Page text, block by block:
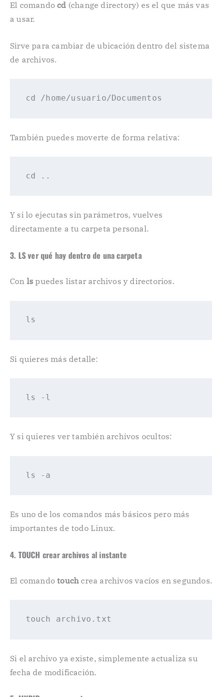
El comandocd (change directory) es el que más vas
a usar.
Sirve para cambiar de ubicación dentro del sistema
de archivos.
cd /home
También puedes moverte de forma relativa:
cd
Y si lo ejecutas sin parámetros, vuelves
directamente a tu carpeta personal.
3. LS ver qué hay dentro de una carpeta
Con ls puedes listar archivos y directorios.
ls
Si quieres más detalle:
ls -l
Y si quieres ver también archivos ocultos:
ls -a
Es uno de los comandos más básicos pero más
importantes de todo Linux.
4. TOUCH crear archivos al instante
El comandotouch crea archivos vacíos en segundos.
touch archivo .txt
Si el archivo ya existe, simplemente actualiza su
fecha de modificación.